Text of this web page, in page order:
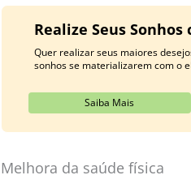
Realize Seus
Quer realizar seus maiores
sonhos se materializarem com o
Saiba Mais
Melhora da saúde física